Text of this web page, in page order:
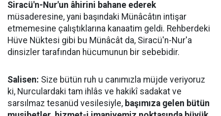
Siracü'n-Nur'un âhirini bahane ederek
müsaderesine, yani başındaki Münâcâtın intişar
etmemesine çalıştıklarına kanaatim geldi. Rehberdeki
Hüve Nüktesi gibi bu Münâcât da, Siracü'n-Nur'a
dinsizler tarafından hücumunun bir sebebidir.
Salisen: Size bütün ruh u canımızla müjde veriyoruz
ki, Nurculardaki tam ihlâs ve hakikî sadakat ve
sarsılmaz tesanüd vesilesiyle, başımıza gelen bütün